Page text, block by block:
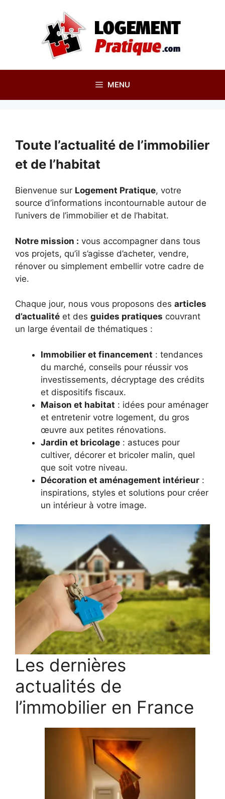
MENU
Toute l’actualité de l’immobilier
et de l’habitat
Bienvenue sur Logement Pratique, votre
source d’informations incontournable autour de
l’univers de l’immobilier et de l’habitat.
Notre mission : vous accompagner dans tous
vos projets, qu’il s’agisse d’acheter, vendre,
rénover ou simplement embellir votre cadre de
vie.
Chaque jour, nous vous proposons des articles
d’actualité et des guides pratiques couvrant
un large éventail de thématiques :
Immobilier et financement : tendances
du marché, conseils pour réussir vos
investissements, décryptage des crédits
et dispositifs fiscaux.
Maison et habitat : idées pour aménager
et entretenir votre logement, du gros
œuvre aux petites rénovations.
Jardin et bricolage : astuces pour
cultiver, décorer et bricoler malin, quel
que soit votre niveau.
Décoration et aménagement intérieur :
inspirations, styles et solutions pour créer
un intérieur à votre image.
Les dernières
actualités de
l’immobilier en France